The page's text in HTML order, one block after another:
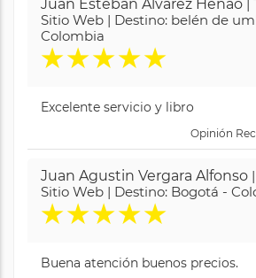
Juan Esteban Alvarez Henao |
Sitio Web | Destino: belén de
Colombia
★★★★★
Excelente servicio y libro
Opinión
Juan Agustin Vergara Alfonso
Sitio Web | Destino: Bogotá -
★★★★★
Buena atención buenos precios.